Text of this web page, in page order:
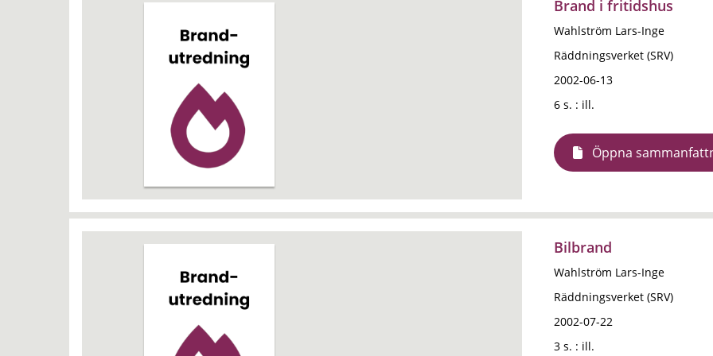
Brand i fritidshus
Wahlström Lars-Inge
Räddningsverket (SRV)
2002-06-13
6 s. : ill.
Öppna
Bilbrand
Wahlström Lars-Inge
Räddningsverket (SRV)
2002-07-22
3 s. : ill.